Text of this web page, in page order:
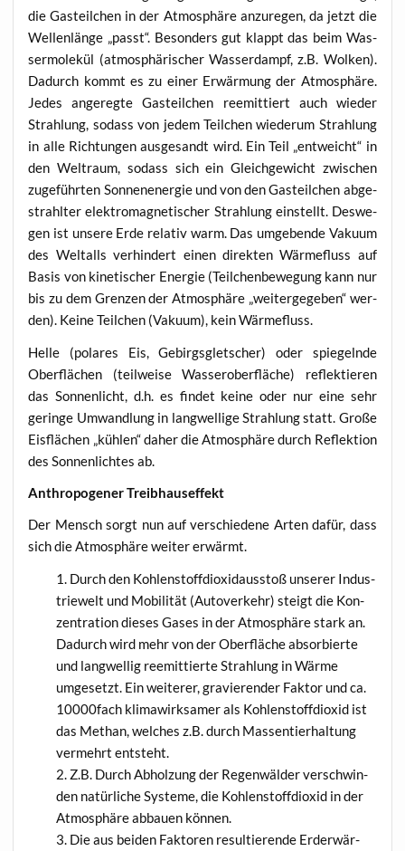
die Gas­teil­chen in der Atmo­sphä­re anzu­re­gen, da jetzt die
Wel­len­län­ge „passt“. Beson­ders gut klappt das beim Was­
ser­mo­le­kül (atmo­sphä­ri­scher Was­ser­dampf, z.B. Wol­ken).
Dadurch kommt es zu einer Erwär­mung der Atmo­sphä­re.
Jedes ange­reg­te Gas­teil­chen ree­mit­tiert auch wie­der
Strah­lung, sodass von jedem Teil­chen wie­der­um Strah­lung
in alle Rich­tun­gen aus­ge­sandt wird. Ein Teil „ent­weicht“ in
den Welt­raum, sodass sich ein Gleich­ge­wicht zwi­schen
zuge­führ­ten Son­nen­en­er­gie und von den Gas­teil­chen abge­
strahl­ter elek­tro­ma­gne­ti­scher Strah­lung ein­stellt. Des­we­
gen ist unse­re Erde rela­tiv warm. Das umge­ben­de Vaku­um
des Welt­alls ver­hin­dert einen direk­ten Wär­me­fluss auf
Basis von kine­ti­scher Ener­gie (Teil­chen­be­we­gung kann nur
bis zu dem Gren­zen der Atmo­sphä­re „wei­ter­ge­ge­ben“ wer­
den). Kei­ne Teil­chen (Vaku­um), kein Wärmefluss.
Hel­le (pola­res Eis, Gebirgs­glet­scher) oder spie­geln­de
Ober­flä­chen (teil­wei­se Was­ser­ober­flä­che) reflek­tie­ren
das Son­nen­licht, d.h. es fin­det kei­ne oder nur eine sehr
gerin­ge Umwand­lung in lang­wel­li­ge Strah­lung statt. Gro­ße
Eis­flä­chen „küh­len“ daher die Atmo­sphä­re durch Reflek­ti­on
des Son­nen­lich­tes ab.
Anthro­po­ge­ner Treibhauseffekt
Der Mensch sorgt nun auf ver­schie­de­ne Arten dafür, dass
sich die Atmo­sphä­re wei­ter erwärmt.
Durch den Koh­len­stoff­di­oxid­aus­stoß unse­rer Indus­
trie­welt und Mobi­li­tät (Auto­ver­kehr) steigt die Kon­
zen­tra­ti­on die­ses Gases in der Atmo­sphä­re stark an.
Dadurch wird mehr von der Ober­flä­che absor­bier­te
und lang­wel­lig ree­mit­tier­te Strah­lung in Wär­me
umge­setzt. Ein wei­te­rer, gra­vie­ren­der Fak­tor und ca.
10000fach kli­ma­wirk­sa­mer als Koh­len­stoff­di­oxid ist
das Methan, wel­ches z.B. durch Mas­sen­tier­hal­tung
ver­mehrt entsteht.
Z.B. Durch Abhol­zung der Regen­wäl­der ver­schwin­
den natür­li­che Sys­te­me, die Koh­len­stoff­di­oxid in der
Atmo­sphä­re abbau­en können.
Die aus bei­den Fak­to­ren resul­tie­ren­de Erd­er­wär­